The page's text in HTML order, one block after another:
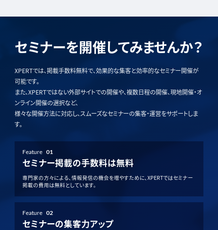
セミナーを開催してみませんか？
XPERTでは、掲載手数料無料で、効果的な集客と効率的なセミナー開催が
可能です。
また、XPERTではない外部サイトでの開催や、複数日程の開催、現地開催・オ
ンライン開催の選択など、
様々な開催方法に対応し、スムーズなセミナーの集客・運営をサポートしま
す。
Feature 01
セミナー掲載の手数料は無料
専門家の方々による、情報発信の機会を増やすために、XPERTではセミナー
掲載の費用は無料としています。
Feature 02
セミナーの集客力アップ